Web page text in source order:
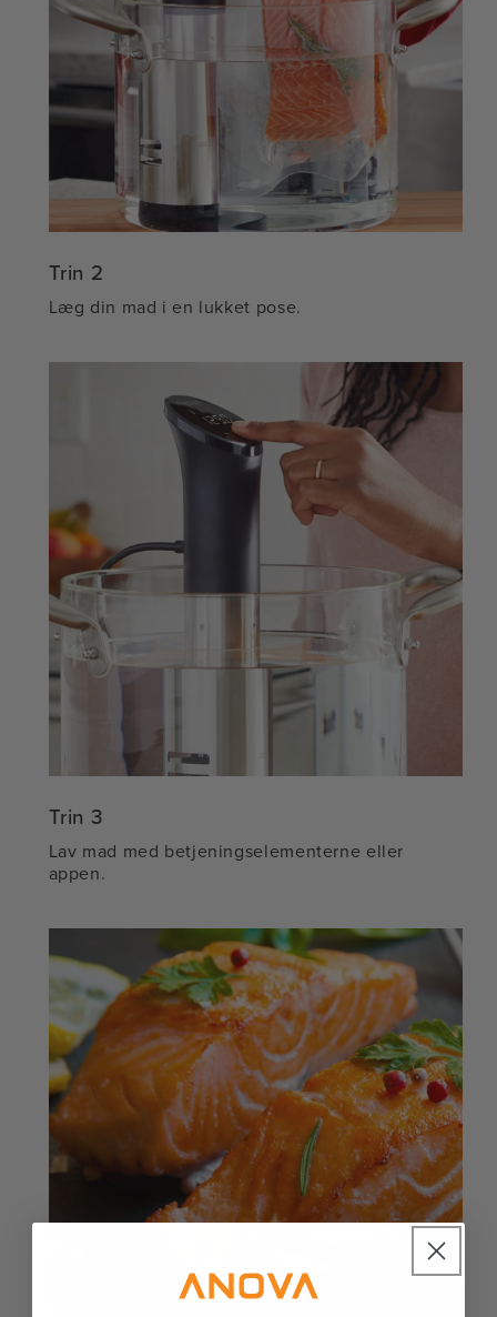
Trin 2
Læg din mad i en lukket pose.
Trin 3
Lav mad med betjeningselementerne eller
appen.